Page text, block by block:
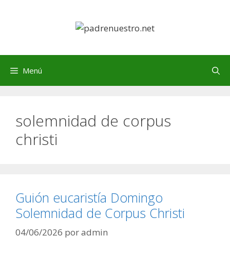
Menú
solemnidad de corpus
christi
Guión eucaristía Domingo
Solemnidad de Corpus Christi
04/06/2026 poradmin